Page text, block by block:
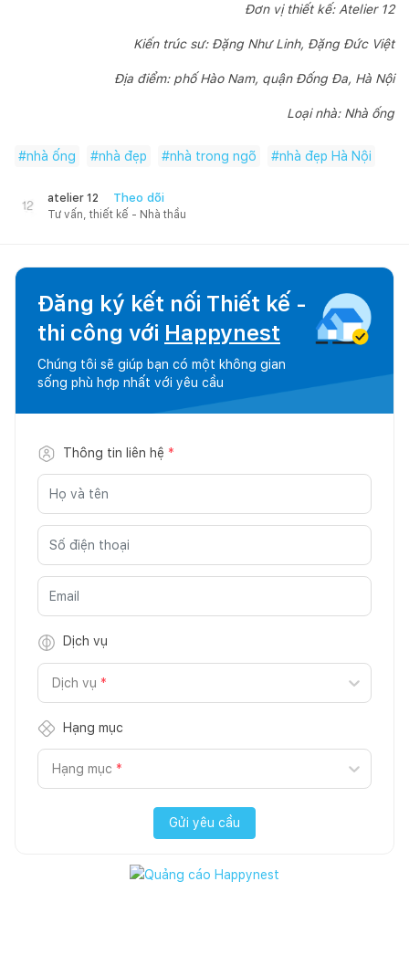
Đơn vị thiết kế: Atelier 12
Kiến trúc sư: Đặng Như Linh, Đặng Đức Việt
Địa điểm: phố Hào Nam, quận Đống Đa, Hà Nội
Loại nhà: Nhà ống
#nhà ống #nhà đẹp #nhà trong ngõ #nhà đẹp Hà Nội
atelier 12 Theo dõi
Tư vấn, thiết kế - Nhà thầu
Đăng ký kết nối Thiết kế -
thi công với Happynest
Chúng tôi sẽ giúp bạn có một không gian
sống phù hợp nhất với yêu cầu
Thông tin liên hệ *
Dịch vụ
Dịch vụ *
Hạng mục
Hạng mục *
Gửi yêu cầu